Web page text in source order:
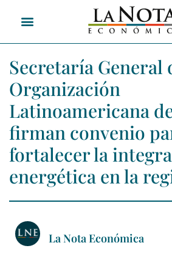
Secretaría General
Organización
Latinoamericana
firman convenio
fortalecer la
energética en la
La Nota Económica